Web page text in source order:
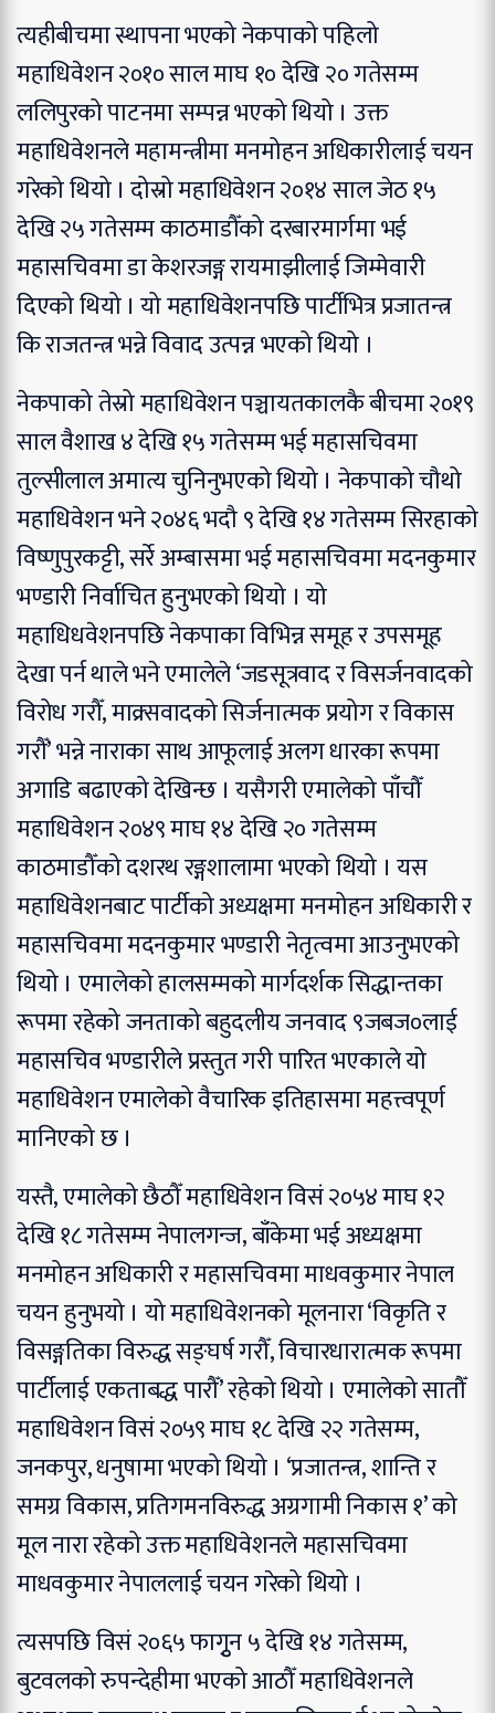
त्यहीबीचमा स्थापना भएको नेकपाको पहिलो
महाधिवेशन २०१० साल माघ १० देखि २० गतेसम्म
ललिपुरको पाटनमा सम्पन्न भएको थियो । उक्त
महाधिवेशनले महामन्त्रीमा मनमोहन अधिकारीलाई चयन
गरेको थियो । दोस्रो महाधिवेशन २०१४ साल जेठ १५
देखि २५ गतेसम्म काठमाडौँको दरबारमार्गमा भई
महासचिवमा डा केशरजङ्ग रायमाझीलाई जिम्मेवारी
दिएको थियो । यो महाधिवेशनपछि पार्टीभित्र प्रजातन्त्र
कि राजतन्त्र भन्ने विवाद उत्पन्न भएको थियो ।
नेकपाको तेस्रो महाधिवेशन पञ्चायतकालकै बीचमा २०१९
साल वैशाख ४ देखि १५ गतेसम्म भई महासचिवमा
तुल्सीलाल अमात्य चुनिनुभएको थियो । नेकपाको चौथो
महाधिवेशन भने २०४६ भदौ ९ देखि १४ गतेसम्म सिरहाको
विष्णुपुरकट्टी, सर्रे अम्बासमा भई महासचिवमा मदनकुमार
भण्डारी निर्वाचित हुनुभएको थियो । यो
महाधिधवेशनपछि नेकपाका विभिन्न समूह र उपसमूह
देखा पर्न थाले भने एमालेले ‘जडसूत्रवाद र विसर्जनवादको
विरोध गरौँ, माक्र्सवादको सिर्जनात्मक प्रयोग र विकास
गरौँ’ भन्ने नाराका साथ आफूलाई अलग धारका रूपमा
अगाडि बढाएको देखिन्छ । यसैगरी एमालेको पाँचौँ
महाधिवेशन २०४९ माघ १४ देखि २० गतेसम्म
काठमाडौँको दशरथ रङ्गशालामा भएको थियो । यस
महाधिवेशनबाट पार्टीको अध्यक्षमा मनमोहन अधिकारी र
महासचिवमा मदनकुमार भण्डारी नेतृत्वमा आउनुभएको
थियो । एमालेको हालसम्मको मार्गदर्शक सिद्धान्तका
रूपमा रहेको जनताको बहुदलीय जनवाद ९जबज०लाई
महासचिव भण्डारीले प्रस्तुत गरी पारित भएकाले यो
महाधिवेशन एमालेको वैचारिक इतिहासमा महत्त्वपूर्ण
मानिएको छ ।
यस्तै, एमालेको छैठौँ महाधिवेशन विसं २०५४ माघ १२
देखि १८ गतेसम्म नेपालगन्ज, बाँकेमा भई अध्यक्षमा
मनमोहन अधिकारी र महासचिवमा माधवकुमार नेपाल
चयन हुनुभयो । यो महाधिवेशनको मूलनारा ‘विकृति र
विसङ्गतिका विरुद्ध सङ्घर्ष गरौँ, विचारधारात्मक रूपमा
पार्टीलाई एकताबद्ध पारौँ’ रहेको थियो । एमालेको सातौँ
महाधिवेशन विसं २०५९ माघ १८ देखि २२ गतेसम्म,
जनकपुर, धनुषामा भएको थियो । ‘प्रजातन्त्र, शान्ति र
समग्र विकास, प्रतिगमनविरुद्ध अग्रगामी निकास १’ को
मूल नारा रहेको उक्त महाधिवेशनले महासचिवमा
माधवकुमार नेपाललाई चयन गरेको थियो ।
त्यसपछि विसं २०६५ फागुृन ५ देखि १४ गतेसम्म,
बुटवलको रुपन्देहीमा भएको आठौँ महाधिवेशनले